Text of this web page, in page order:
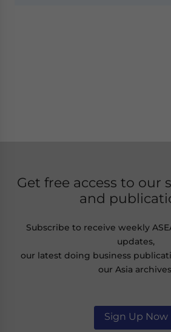
Get free access to our
and
Subscribe to receive weekly
updates,
our latest doing business
our Asia
Sign Up Now